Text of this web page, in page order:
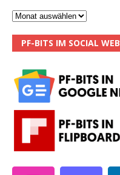
PF-BITS IM SOCIAL WEB